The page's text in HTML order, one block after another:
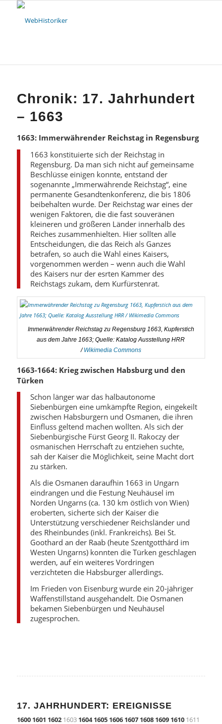
Chronik: 17. Jahrhundert
– 1663
1663: Immerwährender Reichstag in Regensburg
1663 konstituierte sich der Reichstag in
Regensburg. Da man sich nicht auf gemeinsame
Beschlüsse einigen konnte, entstand der
sogenannte „Immerwährende Reichstag“, eine
permanente Gesandtenkonferenz, die bis 1806
beibehalten wurde. Der Reichstag war eines der
wenigen Faktoren, die die fast souveränen
kleineren und größeren Länder innerhalb des
Reiches zusammenhielten. Hier sollten alle
Entscheidungen, die das Reich als Ganzes
betrafen, so auch die Wahl eines Kaisers,
vorgenommen werden – wenn auch die Wahl
des Kaisers nur der esrten Kammer des
Reichstags zukam, dem Kurfürstenrat.
Immerwährender Reichstag zu Regensburg 1663, Kupferstich
aus dem Jahre 1663; Quelle: Katalog Ausstellung HRR
/Wikimedia Commons
1663-1664: Krieg zwischen Habsburg und den
Türken
Schon länger war das halbautonome
Siebenbürgen eine umkämpfte Region, eingekeilt
zwischen Habsburgern und Osmanen, die ihren
Einfluss geltend machen wollten. Als sich der
Siebenbürgische Fürst Georg II. Rakoczy der
osmanischen Herrschaft zu entziehen suchte,
sah der Kaiser die Möglichkeit, seine Macht dort
zu stärken.
Als die Osmanen daraufhin 1663 in Ungarn
eindrangen und die Festung Neuhäusel im
Norden Ungarns (ca. 130 km östlich von Wien)
eroberten, sicherte sich der Kaiser die
Unterstützung verschiedener Reichsländer und
des Rheinbundes (inkl. Frankreichs). Bei St.
Goothard an der Raab (heute Szentgotthárd im
Westen Ungarns) konnten die Türken geschlagen
werden, auf ein weiteres Vordringen
verzichteten die Habsburger allerdings.
Im Frieden von Eisenburg wurde ein 20-jähriger
Waffenstillstand ausgehandelt. Die Osmanen
bekamen Siebenbürgen und Neuhäusel
zugesprochen.
17. JAHRHUNDERT: EREIGNISSE
1600 1601 16021603 1604 1605 1606 1607 1608 1609 16101611